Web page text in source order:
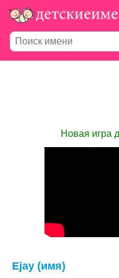
Новая игра
Ejay (имя)